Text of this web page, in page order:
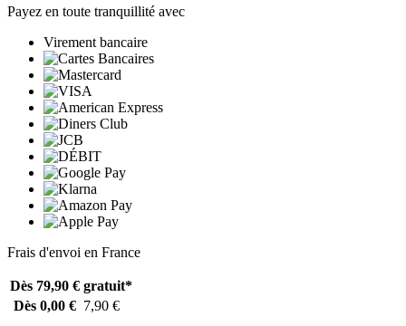
Payez en toute tranquillité avec
Virement bancaire
Frais d'envoi en France
Dès 79,90 € gratuit*
Dès 0,00 € 7,90 €